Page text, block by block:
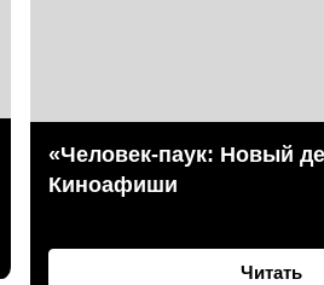
«Человек-паук: Новый
Киноафиши
Читать